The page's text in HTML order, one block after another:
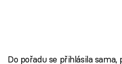
Do pořadu se přihlásila